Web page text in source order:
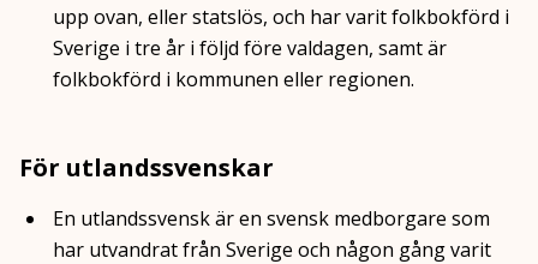
upp ovan, eller statslös, och har varit folkbokförd i
Sverige i tre år i följd före valdagen, samt är
folkbokförd i kommunen eller regionen.
För utlandssvenskar
En utlandssvensk är en svensk medborgare som
har utvandrat från Sverige och någon gång varit